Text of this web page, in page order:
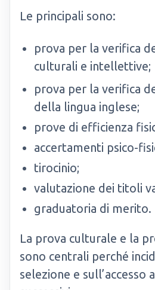
Le principali sono:
prova per la verifica
culturali e intellettive;
prova per la verifica
della lingua inglese;
prove di efficienza
accertamenti psico-
tirocinio;
valutazione dei titoli
graduatoria di merito.
La prova culturale e la
sono centrali perché
selezione e sull’accesso